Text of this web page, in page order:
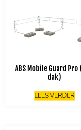
ABS Mobile Guard
dak)
LEES VERDER